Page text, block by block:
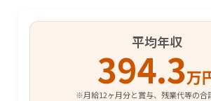
平均年収
394.3万
※月給12ヶ月分と賞与、残業代等の合